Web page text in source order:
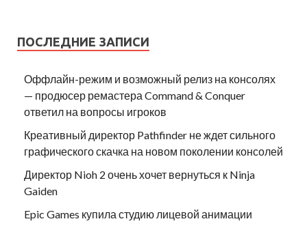
ПОСЛЕДНИЕ ЗАПИСИ
Оффлайн-режим и возможный релиз на консолях
— продюсер ремастера Command & Conquer
ответил на вопросы игроков
Креативный директор Pathfinder не ждет сильного
графического скачка на новом поколении консолей
Директор Nioh 2 очень хочет вернуться к Ninja
Gaiden
Epic Games купила студию лицевой анимации